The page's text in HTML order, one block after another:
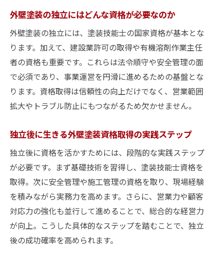
外壁塗装の独立にはどんな資格が必要なのか
外壁塗装の独立には、塗装技能士の国家資格が基本とな
ります。加えて、建設業許可の取得や有機溶剤作業主任
者の資格も重要です。これらは法令順守や安全管理の面
で必須であり、事業運営を円滑に進めるための基盤とな
ります。資格取得は信頼性の向上だけでなく、営業範囲
拡大やトラブル防止にもつながるため欠かせません。
独立後に生きる外壁塗装資格取得の実践ステップ
独立後に資格を活かすためには、段階的な実践ステップ
が必要です。まず基礎技術を習得し、塗装技能士資格を
取得。次に安全管理や施工管理の資格を取り、現場経験
を積みながら実務力を高めます。さらに、営業力や顧客
対応力の強化も並行して進めることで、総合的な経営力
が向上。こうした具体的なステップを踏むことで、独立
後の成功確率を高められます。